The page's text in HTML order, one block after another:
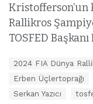
Rallikros
TOSFED
2024 FIA Dünya
Erben Üçlertoprağı
Serkan Yazıcı